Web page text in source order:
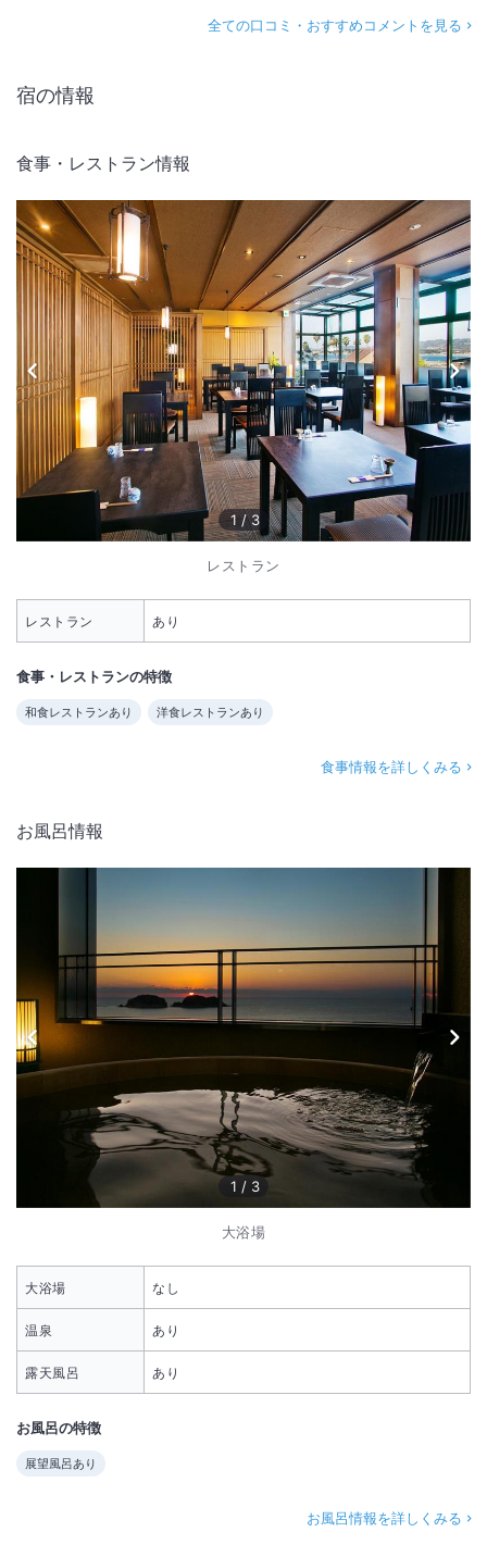
全ての口コミ・おすすめコメントを見る
宿の情報
食事・レストラン情報
1 /3
レストラン
レストラン あり
食事・レストランの特徴
和食レストランあり 洋食レストランあり
食事情報を詳しくみる
お風呂情報
1 / 3
大浴場
大浴場 なし
温泉 あり
露天風呂 あり
お風呂の特徴
展望風呂あり
お風呂情報を詳しくみる